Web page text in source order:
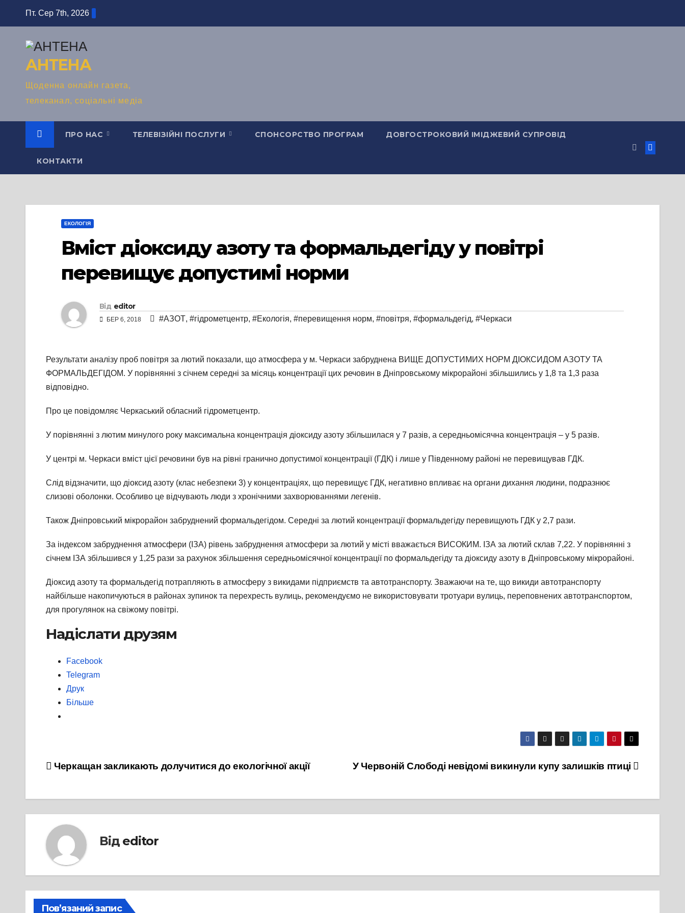
Пт. Сер 7th, 2026
АНТЕНА
Щоденна онлайн газета,
телеканал, соціальні медіа
ПРО НАС ТЕЛЕВІЗІЙНІ ПОСЛУГИ СПОНСОРСТВО ПРОГРАМ ДОВГОСТРОКОВИЙ ІМІДЖЕВИЙ СУПРОВІД
КОНТАКТИ
ЕКОЛОГІЯ
Вміст діоксиду азоту та формальдегіду у повітрі
перевищує допустимі норми
Від editor
БЕР 6, 2018 #АЗОТ, #гідрометцентр, #Екологія, #перевищення норм, #повітря, #формальдегід, #Черкаси
Результати аналізу проб повітря за лютий показали, що атмосфера у м. Черкаси забруднена ВИЩЕ ДОПУСТИМИХ НОРМ ДІОКСИДОМ АЗОТУ ТА
ФОРМАЛЬДЕГІДОМ. У порівнянні з січнем середні за місяць концентрації цих речовин в Дніпровському мікрорайоні збільшились у 1,8 та 1,3 раза
відповідно.
Про це повідомляє Черкаський обласний гідрометцентр.
У порівнянні з лютим минулого року максимальна концентрація діоксиду азоту збільшилася у 7 разів, а середньомісячна концентрація – у 5 разів.
У центрі м. Черкаси вміст цієї речовини був на рівні гранично допустимої концентрації (ГДК) і лише у Південному районі не перевищував ГДК.
Слід відзначити, що діоксид азоту (клас небезпеки 3) у концентраціях, що перевищує ГДК, негативно впливає на органи дихання людини, подразнює
слизові оболонки. Особливо це відчувають люди з хронічними захворюваннями легенів.
Також Дніпровський мікрорайон забруднений формальдегідом. Середні за лютий концентрації формальдегіду перевищують ГДК у 2,7 рази.
За індексом забруднення атмосфери (ІЗА) рівень забруднення атмосфери за лютий у місті вважається ВИСОКИМ. ІЗА за лютий склав 7,22. У порівнянні з
січнем ІЗА збільшився у 1,25 рази за рахунок збільшення середньомісячної концентрації по формальдегіду та діоксиду азоту в Дніпровському мікрорайоні.
Діоксид азоту та формальдегід потрапляють в атмосферу з викидами підприємств та автотранспорту. Зважаючи на те, що викиди автотранспорту
найбільше накопичуються в районах зупинок та перехресть вулиць, рекомендуємо не використовувати тротуари вулиць, переповнених автотранспортом,
для прогулянок на свіжому повітрі.
Надіслати друзям
Facebook
Telegram
Друк
Більше
Навігація
У Червоній Слободі невідомі викинули купу залишків птиці
Черкащан закликають долучитися до екологічної акції
Від editor
Пов’язаний запис